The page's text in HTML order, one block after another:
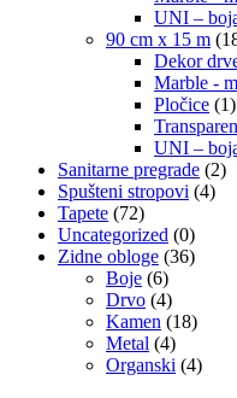
UNI –
90 cm x 15 m
Dekor
Marble -
Pločice (1)
UNI –
Sanitarne pregrade (2)
Spušteni stropovi (4)
Tapete (72)
Uncategorized (0)
Zidne obloge (36)
Boje (6)
Drvo (4)
Kamen (18)
Metal (4)
Organski (4)